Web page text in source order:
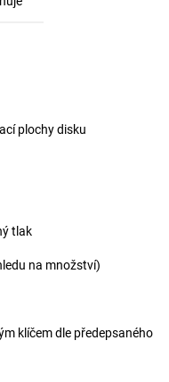
plochy disku
tlak
na množství)
klíčem dle předepsaného